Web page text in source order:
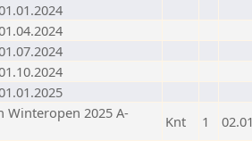
Winteropen 2025 A-
Knt 1